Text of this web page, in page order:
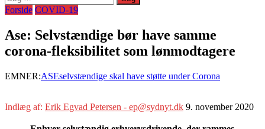
efter:
Forside COVID-19
Ase: Selvstændige bør have samme
corona-fleksibilitet som lønmodtagere
EMNER:ASEselvstændige skal have støtte under Corona
Indlæg af: Erik Egvad Petersen - ep@sydnyt.dk 9. november 2020